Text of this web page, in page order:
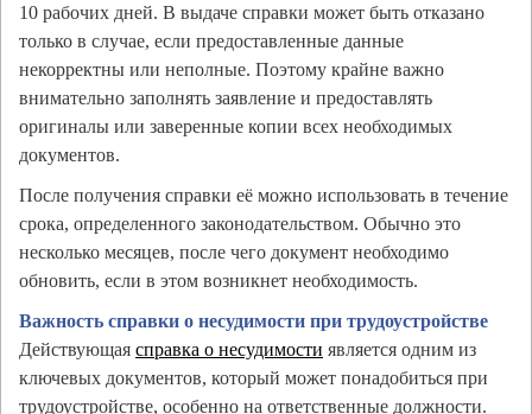
10 рабочих дней. В выдаче справки может быть отказано
только в случае, если предоставленные данные
некорректны или неполные. Поэтому крайне важно
внимательно заполнять заявление и предоставлять
оригиналы или заверенные копии всех необходимых
документов.
После получения справки её можно использовать в течение
срока, определенного законодательством. Обычно это
несколько месяцев, после чего документ необходимо
обновить, если в этом возникнет необходимость.
Важность справки о несудимости при трудоустройстве
Действующая справка о несудимости является одним из
ключевых документов, который может понадобиться при
трудоустройстве, особенно на ответственные должности.